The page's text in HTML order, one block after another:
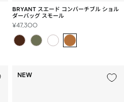
BRYANT スエード コンバーチブル ショル
ダーバッグ スモール
セ
ー
ル
¥47,300
NEW